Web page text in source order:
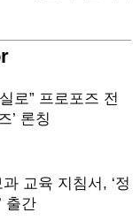
로” 프로포즈 전
’ 론칭
교육 지침서, ‘정
출간